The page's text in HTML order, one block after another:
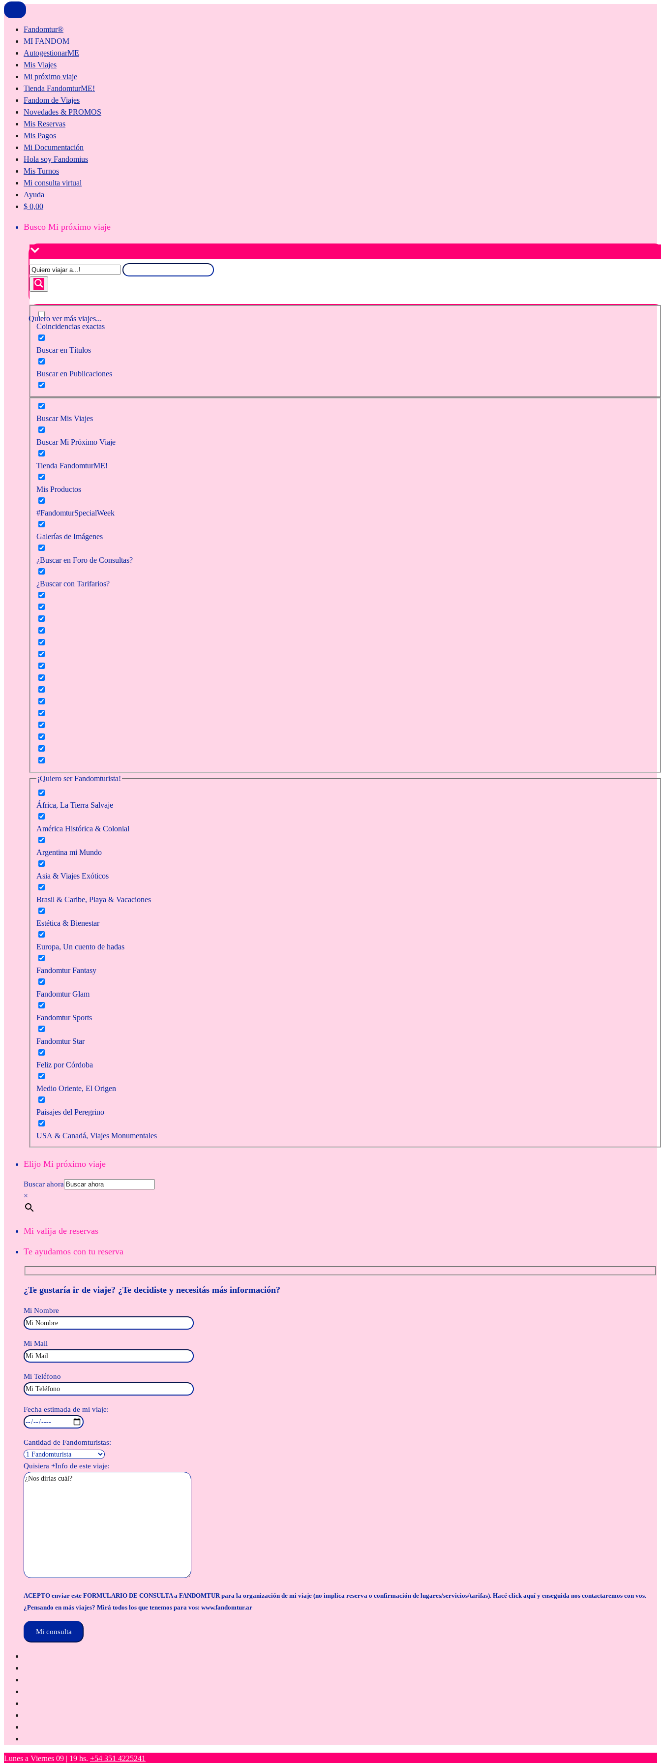
Fandomtur®
MI FANDOM
AutogestionarME
Mis Viajes
Mi próximo viaje
Tienda FandomturME!
Fandom de Viajes
Novedades & PROMOS
Mis Reservas
Mis Pagos
Mi Documentación
Hola soy Fandomius
Mis Turnos
Mi consulta virtual
Ayuda
$ 0,00
Busco Mi próximo viaje
Quiero ver más viajes...
Coincidencias exactas
Buscar en Títulos
Buscar en Publicaciones
Buscar Mis Viajes
Buscar Mi Próximo Viaje
Tienda FandomturME!
Mis Productos
#FandomturSpecialWeek
Galerías de Imágenes
¿Buscar en Foro de Consultas?
¿Buscar con Tarifarios?
¡Quiero ser Fandomturista!
África, La Tierra Salvaje
América Histórica & Colonial
Argentina mi Mundo
Asia & Viajes Exóticos
Brasil & Caribe, Playa & Vacaciones
Estética & Bienestar
Europa, Un cuento de hadas
Fandomtur Fantasy
Fandomtur Glam
Fandomtur Sports
Fandomtur Star
Feliz por Córdoba
Medio Oriente, El Origen
Paisajes del Peregrino
USA & Canadá, Viajes Monumentales
Elijo Mi próximo viaje
Buscar ahora
×
Mi valija de reservas
Te ayudamos con tu reserva
¿Te gustaría ir de viaje? ¿Te decidiste y necesitás más información?
Mi Nombre
Mi Mail
Mi Teléfono
Fecha estimada de mi viaje:
Cantidad de Fandomturistas:
Quisiera +Info de este viaje:
ACEPTO enviar este FORMULARIO DE CONSULTA a FANDOMTUR para la organización de mi viaje (no implica reserva o confirmación de lugares/servicios/tarifas). Hacé click aquí y enseguida nos contactaremos con vos.
¿Pensando en más viajes? Mirá todos los que tenemos para vos: www.fandomtur.ar
Lunes a Viernes 09 | 19 hs. +54 351 4225241